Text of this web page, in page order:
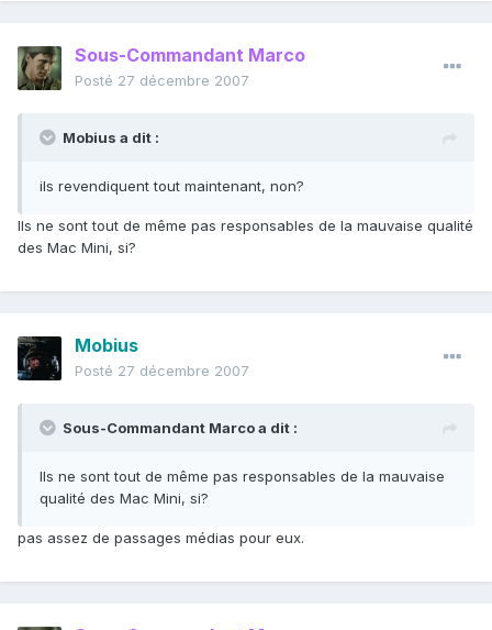
Sous-Commandant Marco
Posté 27 décembre 2007
Mobius a dit :
ils revendiquent tout maintenant, non?
Ils ne sont tout de même pas responsables de la mauvaise qualité
des Mac Mini, si?
Mobius
Posté 27 décembre 2007
Sous-Commandant Marco a dit :
Ils ne sont tout de même pas responsables de la mauvaise
qualité des Mac Mini, si?
pas assez de passages médias pour eux.